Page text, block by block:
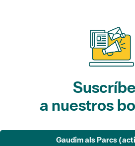
a nuestros
Gaudim als Parcs